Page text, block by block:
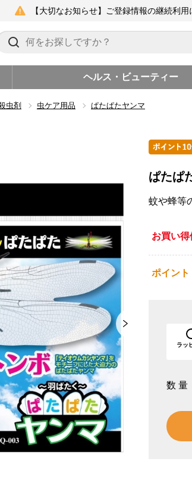
【大切なお知らせ】ご登録情報の継続利
ヘルス・ビューティー
虫剤 虫ケア用品 ぱたぱたヤンマ
ぱたぱ
蚊や蜂等
お買い得
ポイント
ラッ
数量